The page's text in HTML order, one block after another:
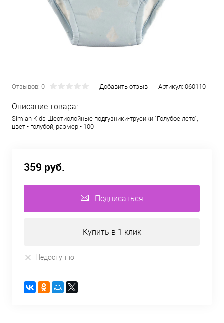
Отзывов: 0 Добавить отзыв Артикул: 060110
Описание товара:
Simian Kids Шестислойные подгузники-трусики "Голубое лето",
цвет - голубой, размер - 100
359 руб.
Подписаться
Купить в 1 клик
Недоступно